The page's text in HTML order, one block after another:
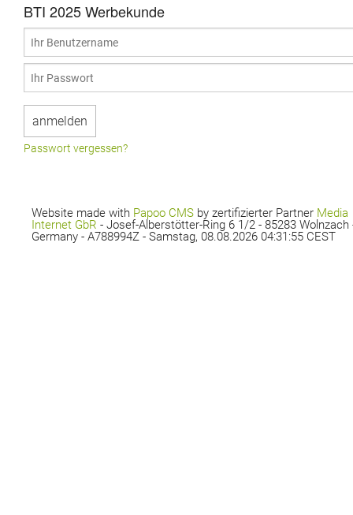
BTI 2025 Werbekunde
Passwort vergessen?
Website made with Papoo CMS by zertifizierter Partner Media
Internet GbR - Josef-Alberstötter-Ring 6 1/2 - 85283 Wolnzach
Germany - A788994Z - Samstag, 08.08.2026 04:31:55 CEST